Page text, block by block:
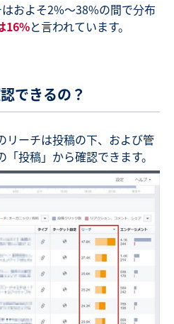
およそ2%〜38%の間で分布
16%と言われています。
できるの？
リーチは投稿の下、および管
投稿」から確認できます。